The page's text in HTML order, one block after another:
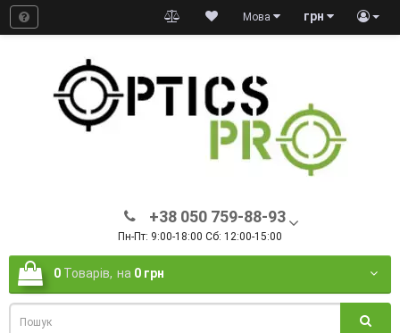
грн
Мова
+38 050 759-88-93
Пн-Пт: 9:00-18:00 Сб: 12:00-15:00
0 Товарів, на 0 грн